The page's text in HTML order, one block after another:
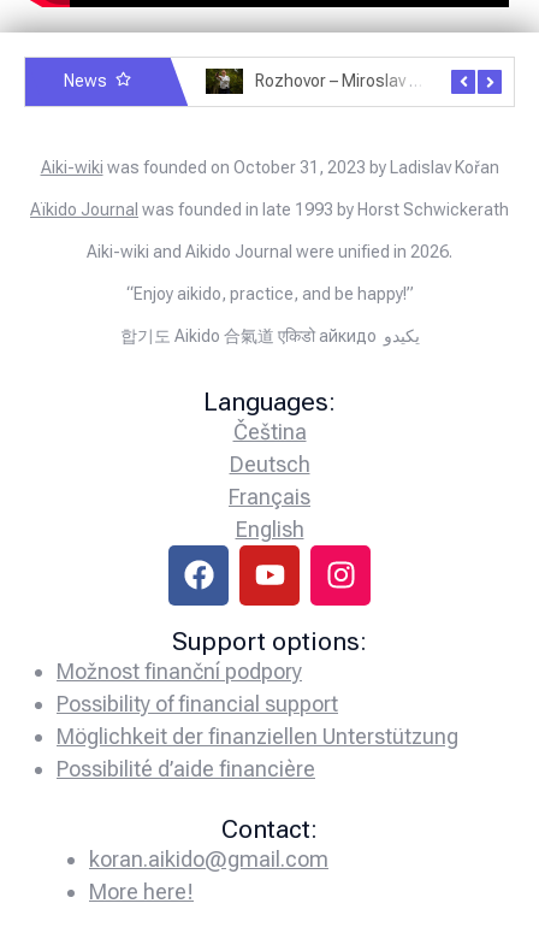
News Rozhovor – Miroslav Šmíd – 22.3.2025
Aiki-wiki was founded on October 31, 2023 by Ladislav Kořan
Aïkido Journal was founded in late 1993 by Horst Schwickerath
Aiki-wiki and Aikido Journal were unified in 2026.
“Enjoy aikido, practice, and be happy!”
합기도 Aikido 合氣道 एकिडो айкидо يكيدو
Languages:
Čeština
Deutsch
Français
English
Support options:
Možnost finanční podpory
Possibility of financial support
Möglichkeit der finanziellen Unterstützung
Possibilité d’aide financière
Contact:
koran.aikido@gmail.com
More here!